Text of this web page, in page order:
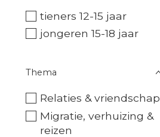
tieners 12-15 jaar
jongeren 15-18 jaar
Thema
Relaties & vriendschap
Migratie, verhuizing &
reizen